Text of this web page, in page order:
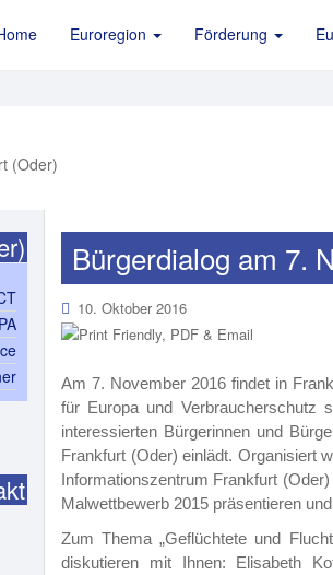
Euroregion Förderung
Bürgerdialog am 7.
10. Oktober 2016
Am 7. November 2016 findet in
für Europa und Verbraucherschutz
interessierten Bürgerinnen und
Frankfurt (Oder) einlädt. Organisiert
Informationszentrum Frankfurt
Malwettbewerb 2015 präsentieren
Zum Thema „Geflüchtete und
diskutieren mit Ihnen: Elisabeth